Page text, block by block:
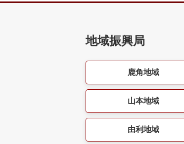
地域振興局
鹿角地域
山本地域
由利地域